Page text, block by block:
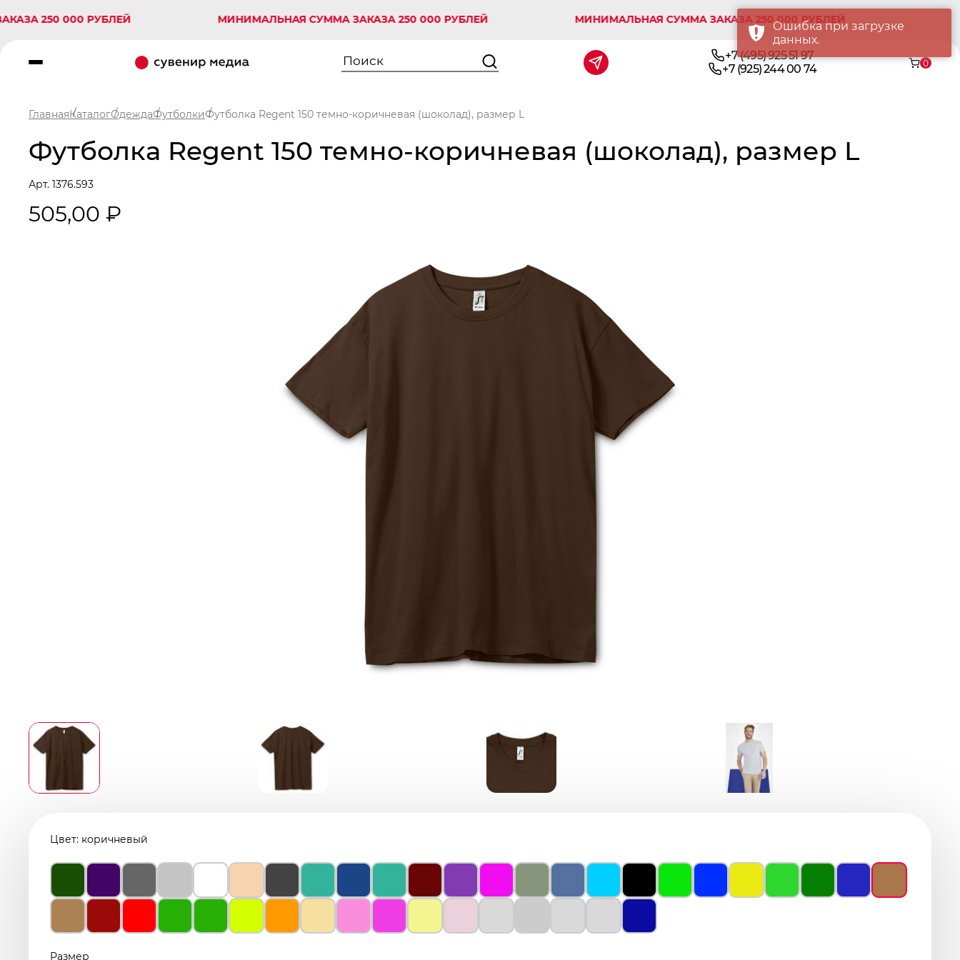
000 РУБЛЕЙ МИНИМАЛЬНАЯ СУММА ЗАКАЗА 250 000 РУБЛЕЙ МИНИМАЛЬНАЯ СУММА ЗАКАЗА 250 000 РУБЛЕЙ
+7 (495) 925 51 97
+7 (925) 244 00 74
0
ГлавнаяКаталогОдеждаФутболкиФутболка Regent 150 темно-коричневая (шоколад), размер L
Футболка Regent 150 темно-коричневая (шоколад), размер L
Арт. 1376.593
505,00 ₽
Цвет: коричневый
Размер
Ошибка при загрузке
данных.